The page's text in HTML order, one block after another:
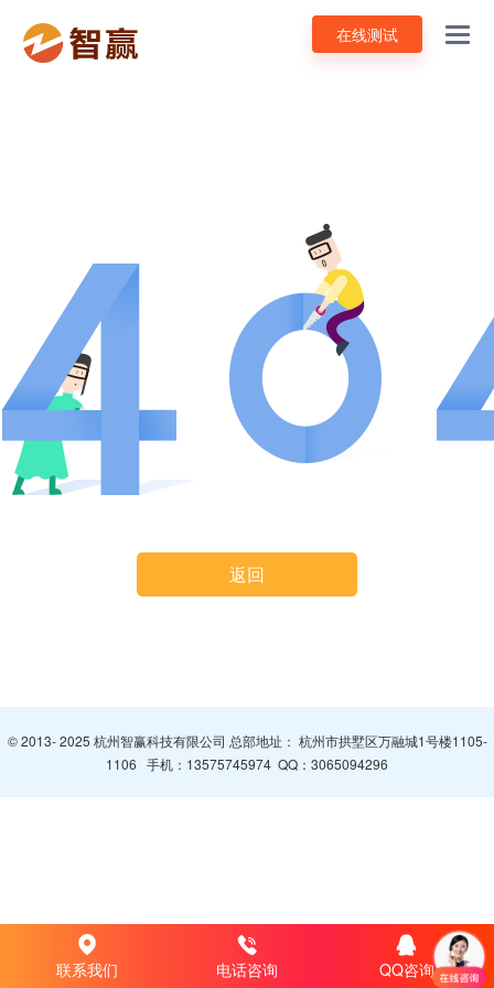
在线测试
返回
© 2013- 2025 杭州智赢科技有限公司 总部地址： 杭州市拱墅区万融城1号楼1105-
1106 手机： 13575745974 QQ： 3065094296
联系我们 电话咨询 QQ咨询